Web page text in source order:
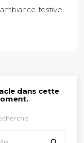
festive
dans cette